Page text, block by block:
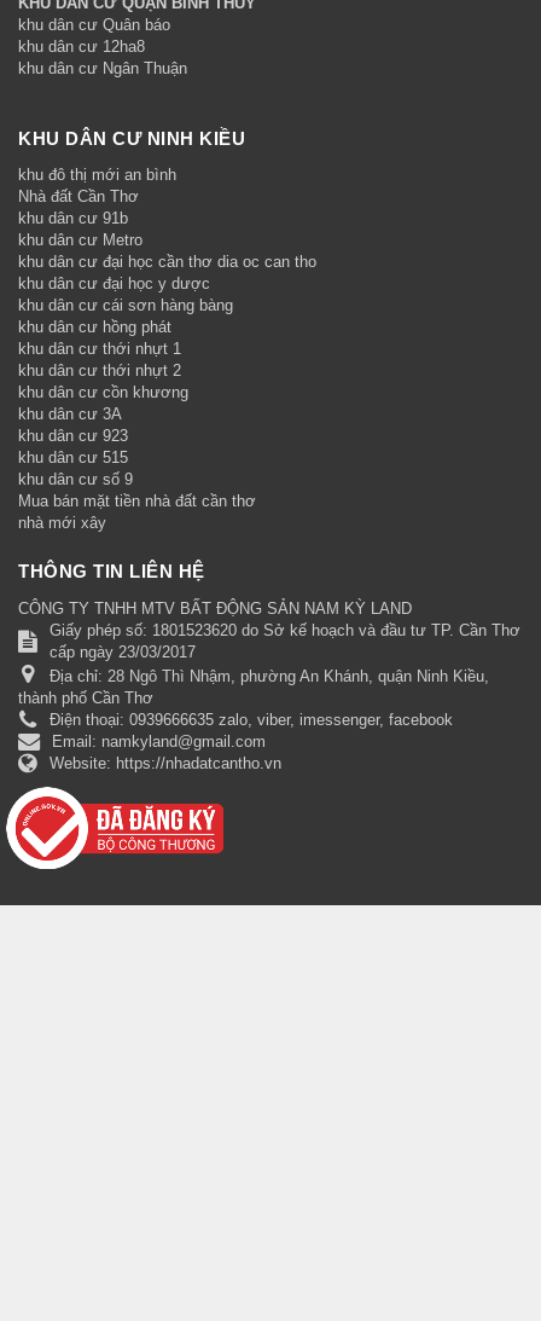
khu dân cư Quân báo
khu dân cư 12ha8
khu dân cư Ngân Thuận
KHU DÂN CƯ NINH KIỀU
khu đô thị mới an bình
Nhà đất Cần Thơ
khu dân cư 91b
khu dân cư Metro
khu dân cư đại học cần thơ dia oc can tho
khu dân cư đại học y dược
khu dân cư cái sơn hàng bàng
khu dân cư hồng phát
khu dân cư thới nhựt 1
khu dân cư thới nhựt 2
khu dân cư cồn khương
khu dân cư 3A
khu dân cư 923
khu dân cư 515
khu dân cư số 9
Mua bán mặt tiền nhà đất cần thơ
nhà mới xây
THÔNG TIN LIÊN HỆ
CÔNG TY TNHH MTV BẤT ĐỘNG SẢN NAM KỲ LAND
Giấy phép số: 1801523620 do Sở kế hoạch và đầu tư TP. Cần Thơ
cấp ngày 23/03/2017
Địa chỉ: 28 Ngô Thì Nhậm, phường An Khánh, quận Ninh Kiều,
thành phố Cần Thơ
Điện thoại: 0939666635 zalo, viber, imessenger, facebook
Email: namkyland@gmail.com
Website: https://nhadatcantho.vn